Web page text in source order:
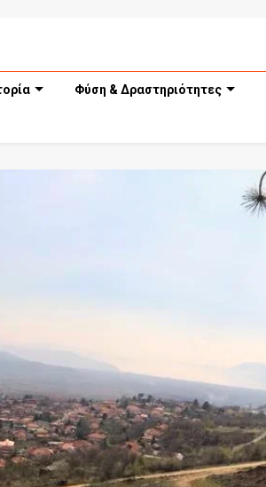
Φύση & Δραστηριότητες